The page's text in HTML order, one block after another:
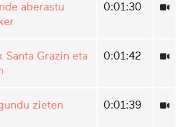
aberastu
0:01:30
Santa Grazin eta
0:01:42
zieten
0:01:39